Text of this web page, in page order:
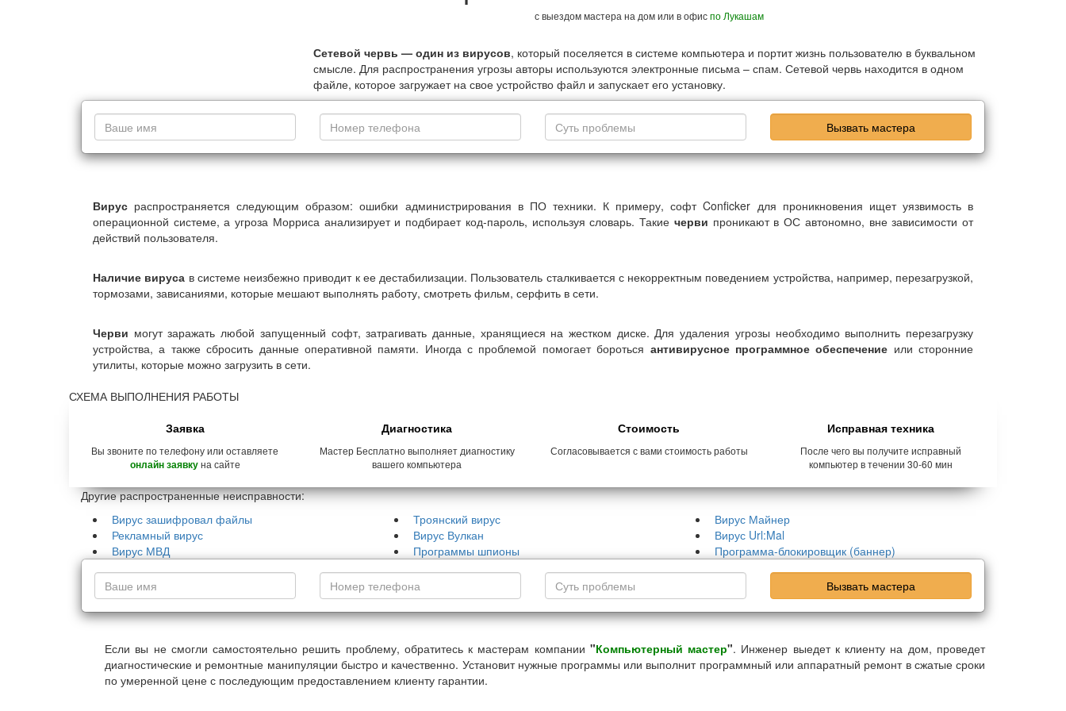
с выездом мастера на дом или в офиспо Лукашам
Сетевой червь — один из вирусов, который поселяется в системе компьютера и портит жизнь пользователю в буквальном
смысле. Для распространения угрозы авторы используются электронные письма – спам. Сетевой червь находится в одном
файле, которое загружает на свое устройство файл и запускает его установку.
Вызвать мастера
Вирус распространяется следующим образом: ошибки администрирования в ПО техники. К примеру, софт Conficker для проникновения ищет уязвимость в
операционной системе, а угроза Морриса анализирует и подбирает код-пароль, используя словарь. Такие черви проникают в ОС автономно, вне зависимости от
действий пользователя.
Наличие вируса в системе неизбежно приводит к ее дестабилизации. Пользователь сталкивается с некорректным поведением устройства, например, перезагрузкой,
тормозами, зависаниями, которые мешают выполнять работу, смотреть фильм, серфить в сети.
Черви могут заражать любой запущенный софт, затрагивать данные, хранящиеся на жестком диске. Для удаления угрозы необходимо выполнить перезагрузку
устройства, а также сбросить данные оперативной памяти. Иногда с проблемой помогает бороться антивирусное программное обеспечение или сторонние
утилиты, которые можно загрузить в сети.
СХЕМА ВЫПОЛНЕНИЯ РАБОТЫ
Заявка
Вы звоните по телефону или оставляете
онлайн заявкуна сайте
Диагностика
Мастер Бесплатно выполняет диагностику
вашего компьютера
Стоимость
Согласовывается с вами стоимость работы
Исправная техника
После чего вы получите исправный
компьютер в течении 30-60 мин
Другие распространенные неисправности:
Вирус зашифровал файлы
Троянский вирус
Вирус Майнер
Рекламный вирус
Вирус Вулкан
Вирус Url:Mal
Вирус МВД
Программы шпионы Программа-блокировщик (баннер)
Вызвать мастера
Если вы не смогли самостоятельно решить проблему, обратитесь к мастерам компании "Компьютерный мастер". Инженер выедет к клиенту на дом, проведет
диагностические и ремонтные манипуляции быстро и качественно. Установит нужные программы или выполнит программный или аппаратный ремонт в сжатые сроки
по умеренной цене с последующим предоставлением клиенту гарантии.